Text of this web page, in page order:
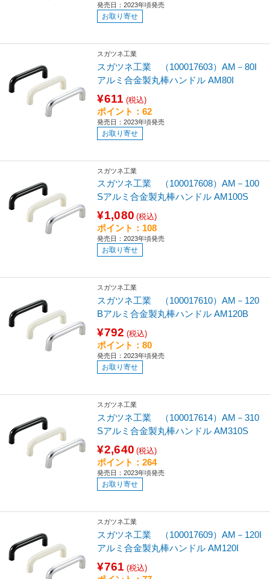
発売日：2023年頃発売
お取り寄せ
スガツネ工業
スガツネ工業 （100017603）AM－80I
アルミ合金製丸棒ハンドル AM80I
¥611 (税込)
ポイント：62
発売日：2023年頃発売
お取り寄せ
スガツネ工業
スガツネ工業 （100017608）AM－100
Sアルミ合金製丸棒ハンドル AM100S
¥1,080 (税込)
ポイント：108
発売日：2023年頃発売
お取り寄せ
スガツネ工業
スガツネ工業 （100017610）AM－120
Bアルミ合金製丸棒ハンドル AM120B
¥792 (税込)
ポイント：80
発売日：2023年頃発売
お取り寄せ
スガツネ工業
スガツネ工業 （100017614）AM－310
Sアルミ合金製丸棒ハンドル AM310S
¥2,640 (税込)
ポイント：264
発売日：2023年頃発売
お取り寄せ
スガツネ工業
スガツネ工業 （100017609）AM－120I
アルミ合金製丸棒ハンドル AM120I
¥761 (税込)